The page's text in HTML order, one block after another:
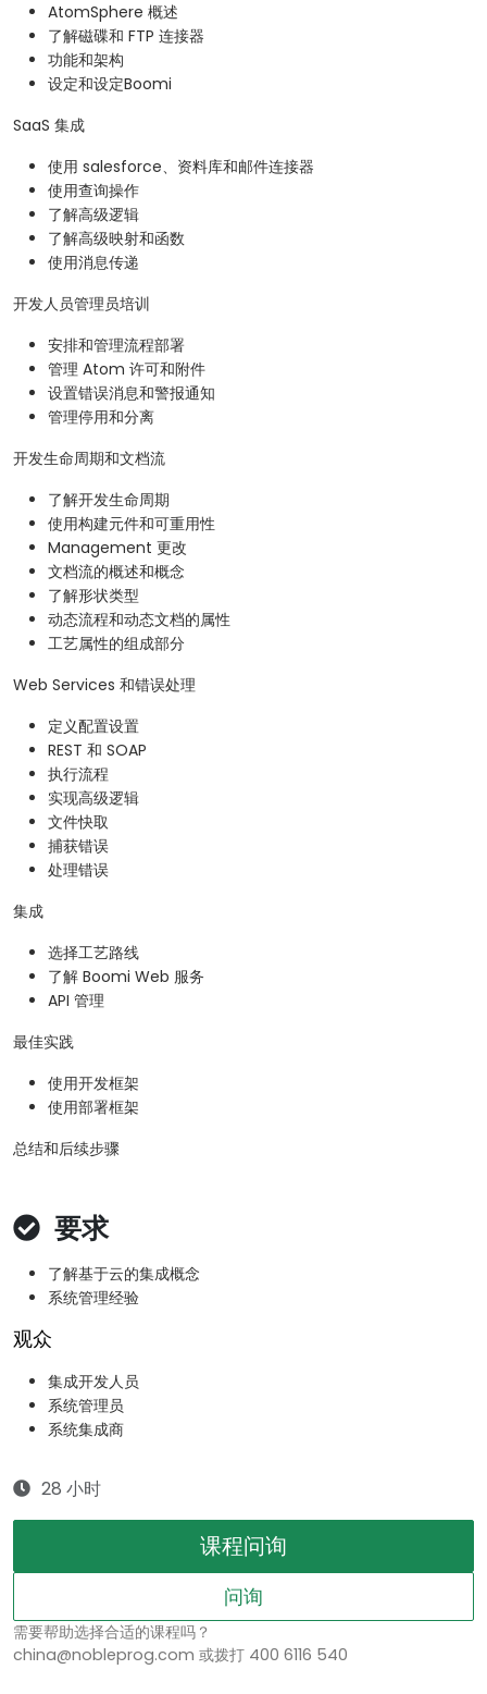
AtomSphere 概述
了解磁碟和 FTP 连接器
功能和架构
设定和设定Boomi
SaaS 集成
使用 salesforce、资料库和邮件连接器
使用查询操作
了解高级逻辑
了解高级映射和函数
使用消息传递
开发人员管理员培训
安排和管理流程部署
管理 Atom 许可和附件
设置错误消息和警报通知
管理停用和分离
开发生命周期和文档流
了解开发生命周期
使用构建元件和可重用性
Management 更改
文档流的概述和概念
了解形状类型
动态流程和动态文档的属性
工艺属性的组成部分
Web Services 和错误处理
定义配置设置
REST 和 SOAP
执行流程
实现高级逻辑
文件快取
捕获错误
处理错误
集成
选择工艺路线
了解 Boomi Web 服务
API 管理
最佳实践
使用开发框架
使用部署框架
总结和后续步骤
要求
了解基于云的集成概念
系统管理经验
观众
集成开发人员
系统管理员
系统集成商
28 小时
课程问询
问询
需要帮助选择合适的课程吗？
china@nobleprog.com 或拨打 400 6116 540